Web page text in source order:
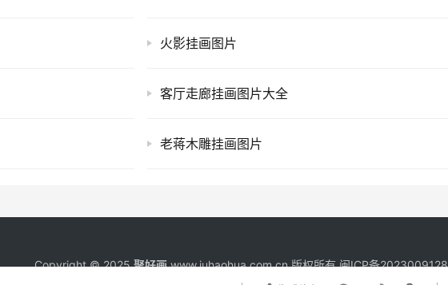
火影挂画图片
客厅走廊挂画图片大全
老蒋木雕挂画图片
Copyright © 2025聚好画www.juhaohua.com.cn 版权所有闽ICP备